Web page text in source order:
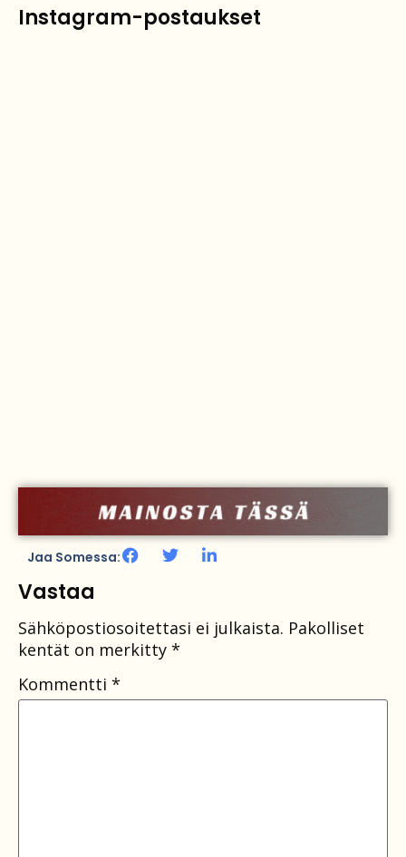
Instagram-postaukset
Jaa Somessa:
Vastaa
Sähköpostiosoitettasi ei julkaista. Pakolliset
kentät on merkitty *
Kommentti *